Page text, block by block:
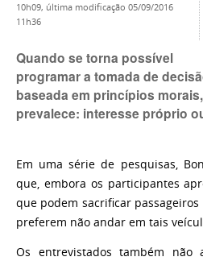
10h09, última modificação 05/09/2016
11h36
Quando se torna possível
programar a tomada de
baseada em princípios
prevalece: interesse próprio
Em uma série de pesquisas,
que, embora os participantes
que podem sacrificar
preferem não andar em tais
Os entrevistados também não